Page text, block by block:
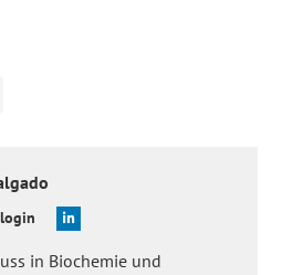
in Biochemie und